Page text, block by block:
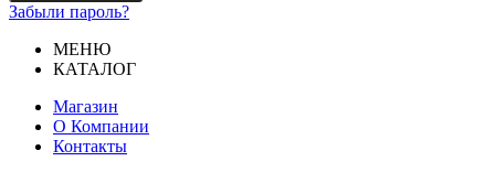
Забыли пароль?
МЕНЮ
КАТАЛОГ
Магазин
О Компании
Контакты